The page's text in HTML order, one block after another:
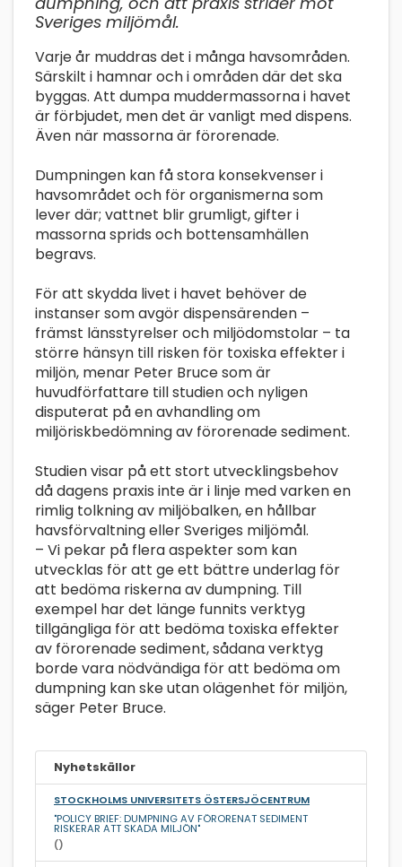
Sveriges miljömål.
Varje år muddras det i många havsområden.
Särskilt i hamnar och i områden där det ska
byggas. Att dumpa muddermassorna i havet
är förbjudet, men det är vanligt med dispens.
Även när massorna är förorenade.
Dumpningen kan få stora konsekvenser i
havsområdet och för organismerna som
lever där; vattnet blir grumligt, gifter i
massorna sprids och bottensamhällen
begravs.
För att skydda livet i havet behöver de
instanser som avgör dispensärenden –
främst länsstyrelser och miljödomstolar – ta
större hänsyn till risken för toxiska effekter i
miljön, menar Peter Bruce som är
huvudförfattare till studien och nyligen
disputerat på en avhandling om
miljöriskbedömning av förorenade sediment.
Studien visar på ett stort utvecklingsbehov
då dagens praxis inte är i linje med varken en
rimlig tolkning av miljöbalken, en hållbar
havsförvaltning eller Sveriges miljömål.
– Vi pekar på flera aspekter som kan
utvecklas för att ge ett bättre underlag för
att bedöma riskerna av dumpning. Till
exempel har det länge funnits verktyg
tillgängliga för att bedöma toxiska effekter
av förorenade sediment, sådana verktyg
borde vara nödvändiga för att bedöma om
dumpning kan ske utan olägenhet för miljön,
säger Peter Bruce.
Nyhetskällor
STOCKHOLMS UNIVERSITETS ÖSTERSJÖCENTRUM
"POLICY BRIEF: DUMPNING AV FÖRORENAT SEDIMENT
RISKERAR ATT SKADA MILJÖN"
()